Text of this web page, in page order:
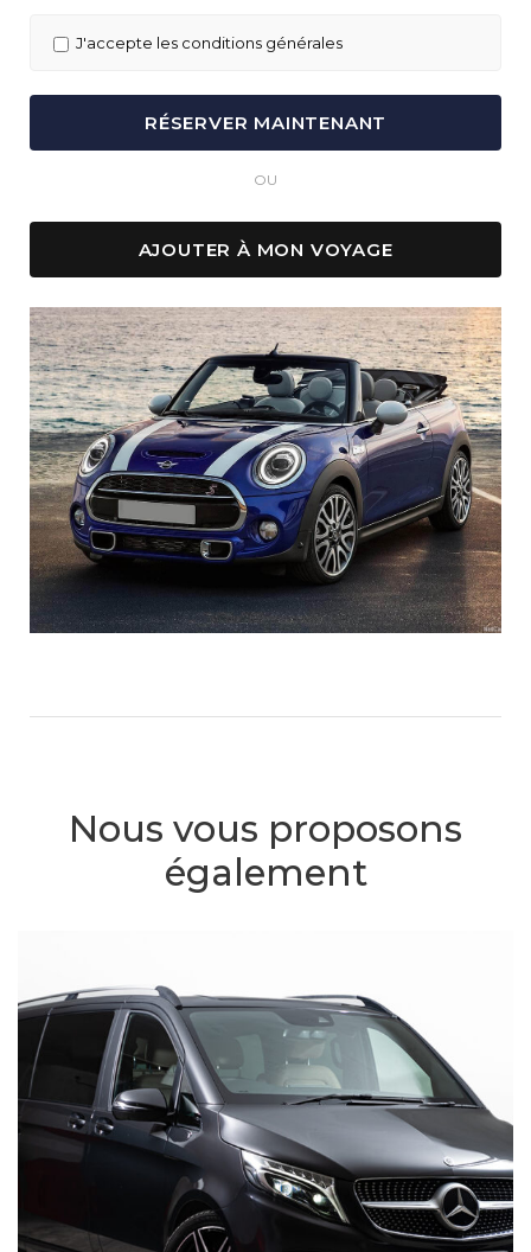
J'accepte les conditions générales
OU
AJOUTER À MON VOYAGE
Nous vous proposons
également